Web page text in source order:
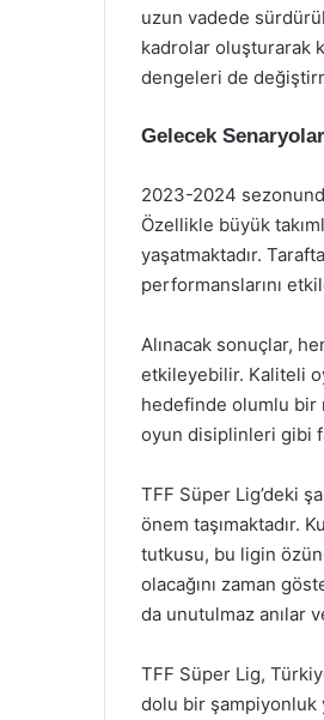
uzun vadede
kadrolar oluşturarak
dengeleri de
Gelecek Senaryolar
2023-2024
Özellikle büyük
yaşatmaktadır.
performanslarını
Alınacak sonuçlar,
etkileyebilir. Kaliteli
hedefinde olumlu bir
oyun disiplinleri gibi
TFF Süper Lig’deki
önem taşımaktadır.
tutkusu, bu ligin
olacağını zaman
da unutulmaz anılar
TFF Süper Lig,
dolu bir şampiyonluk